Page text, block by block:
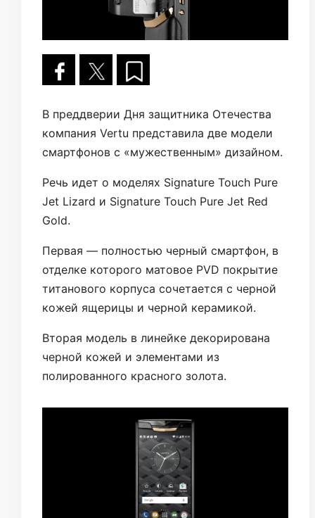
В преддверии Дня защитника Отечества
компания Vertu представила две модели
смартфонов с «мужественным» дизайном.
Речь идет о моделях Signature Touch Pure
Jet Lizard и Signature Touch Pure Jet Red
Gold.
Первая — полностью черный смартфон, в
отделке которого матовое PVD покрытие
титанового корпуса сочетается с черной
кожей ящерицы и черной керамикой.
Вторая модель в линейке декорирована
черной кожей и элементами из
полированного красного золота.